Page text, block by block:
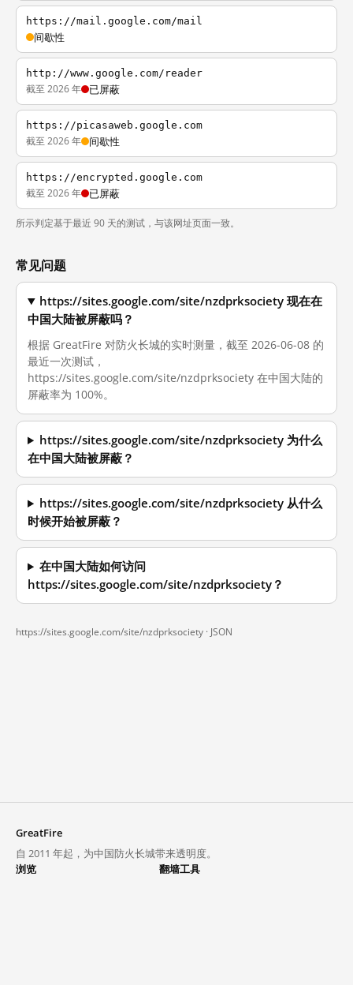
https://mail.google.com/mail
间歇性
http://www.google.com/reader
截至 2026 年 已屏蔽
https://picasaweb.google.com
截至 2026 年 间歇性
https://encrypted.google.com
截至 2026 年 已屏蔽
所示判定基于最近 90 天的测试，与该网址页面一致。
常见问题
https://sites.google.com/site/nzdprksociety 现在在
中国大陆被屏蔽吗？
根据 GreatFire 对防火长城的实时测量，截至 2026-06-08 的
最近一次测试，
https://sites.google.com/site/nzdprksociety 在中国大陆的
屏蔽率为 100%。
https://sites.google.com/site/nzdprksociety 为什么
在中国大陆被屏蔽？
https://sites.google.com/site/nzdprksociety 从什么
时候开始被屏蔽？
在中国大陆如何访问
https://sites.google.com/site/nzdprksociety？
https://sites.google.com/site/nzdprksociety · JSON
GreatFire
自 2011 年起，为中国防火长城带来透明度。
浏览
翻墙工具